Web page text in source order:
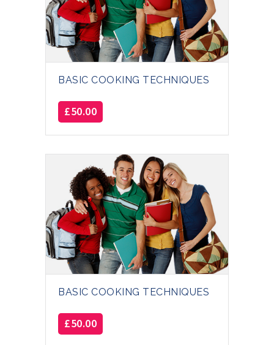
BASIC COOKING TECHNIQUES
£50.00
BASIC COOKING TECHNIQUES
£50.00